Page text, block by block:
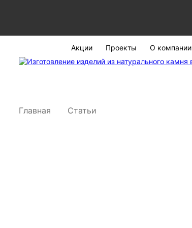
Акции Проекты О компании
Главная Статьи